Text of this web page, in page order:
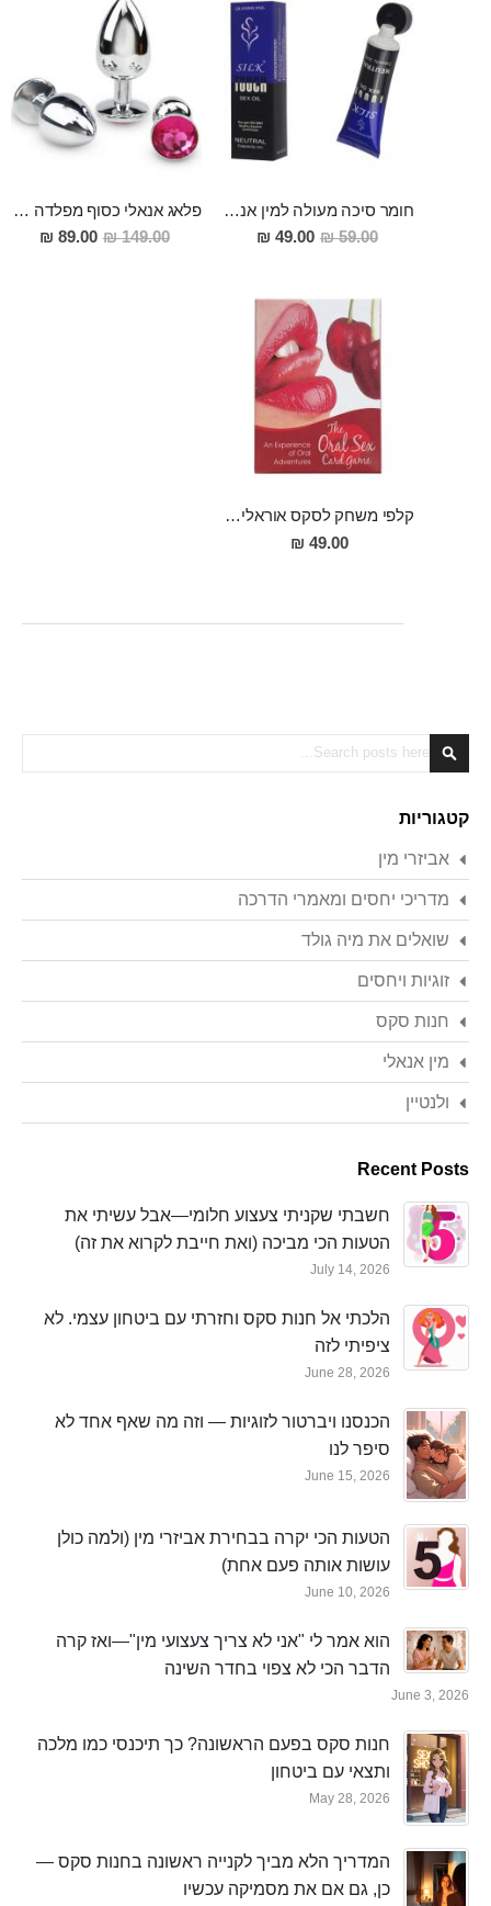
חומר סיכה מעולה למין אנאלי 50 מ"ל
59.00 ₪
מחיר
מבצע
49.00 ₪
פלאג אנאלי כסוף מפלדה , מתאים ללבישה מתחת לבגדים, בגודל 7.3 על 2.8 ס"מ
149.00 ₪
מחיר
מבצע
89.00 ₪
קלפי משחק לסקס אוראלי לזוגות הנועזים
49.00 ₪
Search
Search
קטגוריות
אביזרי מין
מדריכי יחסים ומאמרי הדרכה
שואלים את מיה גולד
זוגיות ויחסים
חנות סקס
מין אנאלי
ולנטיין
Recent Posts
חשבתי שקניתי צעצוע חלומי—אבל עשיתי את
הטעות הכי מביכה (ואת חייבת לקרוא את זה)
July 14, 2026
הלכתי אל חנות סקס וחזרתי עם ביטחון עצמי. לא
ציפיתי לזה
June 28, 2026
הכנסנו ויברטור לזוגיות — וזה מה שאף אחד לא
סיפר לנו
June 15, 2026
הטעות הכי יקרה בבחירת אביזרי מין (ולמה כולן
עושות אותה פעם אחת)
June 10, 2026
הוא אמר לי "אני לא צריך צעצועי מין"—ואז קרה
הדבר הכי לא צפוי בחדר השינה
June 3, 2026
חנות סקס בפעם הראשונה? כך תיכנסי כמו מלכה
ותצאי עם ביטחון
May 28, 2026
המדריך הלא מביך לקנייה ראשונה בחנות סקס —
כן, גם אם את מסמיקה עכשיו